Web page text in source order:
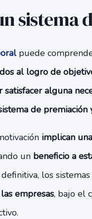
puede
al logro de
satisfacer alguna
de premiación
implican
un beneficio a
los
empresas, bajo el